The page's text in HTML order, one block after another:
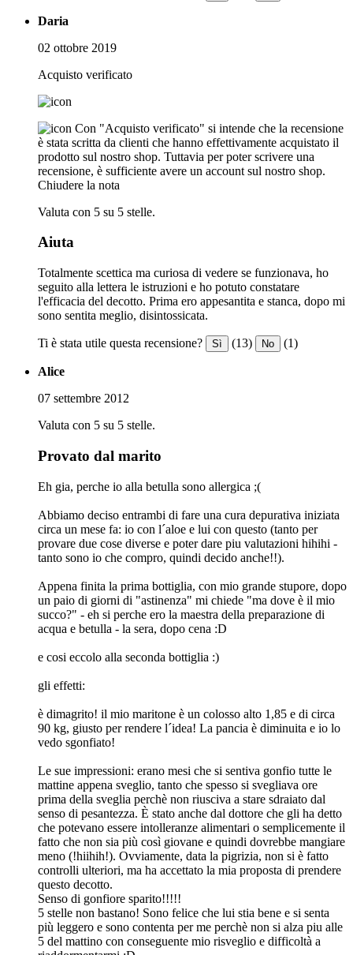
Daria
02 ottobre 2019
Acquisto verificato
Con "Acquisto verificato" si intende che la recensione
è stata scritta da clienti che hanno effettivamente acquistato il
prodotto sul nostro shop. Tuttavia per poter scrivere una
recensione, è sufficiente avere un account sul nostro shop.
Chiudere la nota
Valuta con 5 su 5 stelle.
Aiuta
Totalmente scettica ma curiosa di vedere se funzionava, ho
seguito alla lettera le istruzioni e ho potuto constatare
l'efficacia del decotto. Prima ero appesantita e stanca, dopo mi
sono sentita meglio, disintossicata.
Ti è stata utile questa recensione? Sì (13) No (1)
Alice
07 settembre 2012
Valuta con 5 su 5 stelle.
Provato dal marito
Eh gia, perche io alla betulla sono allergica ;(
Abbiamo deciso entrambi di fare una cura depurativa iniziata
circa un mese fa: io con l´aloe e lui con questo (tanto per
provare due cose diverse e poter dare piu valutazioni hihihi -
tanto sono io che compro, quindi decido anche!!).
Appena finita la prima bottiglia, con mio grande stupore, dopo
un paio di giorni di "astinenza" mi chiede "ma dove è il mio
succo?" - eh si perche ero la maestra della preparazione di
acqua e betulla - la sera, dopo cena :D
e cosi eccolo alla seconda bottiglia :)
gli effetti:
è dimagrito! il mio maritone è un colosso alto 1,85 e di circa
90 kg, giusto per rendere l´idea! La pancia è diminuita e io lo
vedo sgonfiato!
Le sue impressioni: erano mesi che si sentiva gonfio tutte le
mattine appena sveglio, tanto che spesso si svegliava ore
prima della sveglia perchè non riusciva a stare sdraiato dal
senso di pesantezza. È stato anche dal dottore che gli ha detto
che potevano essere intolleranze alimentari o semplicemente il
fatto che non sia più così giovane e quindi dovrebbe mangiare
meno (!hiihih!). Ovviamente, data la pigrizia, non si è fatto
controlli ulteriori, ma ha accettato la mia proposta di prendere
questo decotto.
Senso di gonfiore sparito!!!!!
5 stelle non bastano! Sono felice che lui stia bene e si senta
più leggero e sono contenta per me perchè non si alza piu alle
5 del mattino con conseguente mio risveglio e difficoltà a